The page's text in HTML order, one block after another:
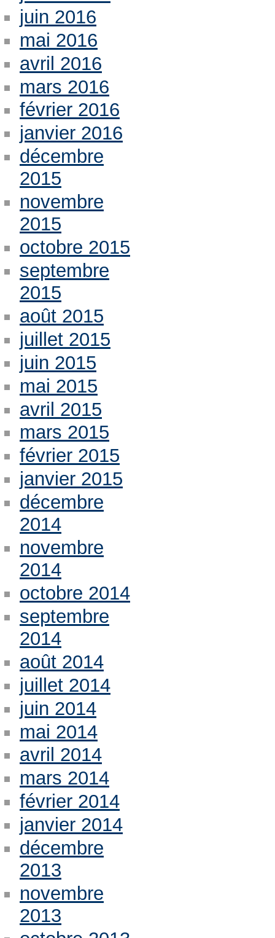
juin 2016
mai 2016
avril 2016
mars 2016
février 2016
janvier 2016
décembre
2015
novembre
2015
octobre 2015
septembre
2015
août 2015
juillet 2015
juin 2015
mai 2015
avril 2015
mars 2015
février 2015
janvier 2015
décembre
2014
novembre
2014
octobre 2014
septembre
2014
août 2014
juillet 2014
juin 2014
mai 2014
avril 2014
mars 2014
février 2014
janvier 2014
décembre
2013
novembre
2013